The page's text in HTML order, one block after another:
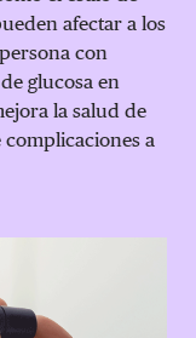
afectar a los
con
glucosa en
la salud de
a